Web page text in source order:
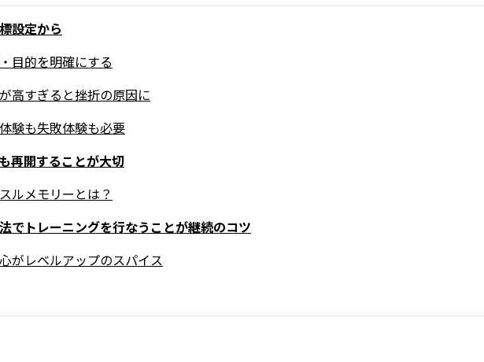
設定から
目的を明確にする
高すぎると挫折の原因に
験も失敗体験も必要
再開することが大切
ルメモリーとは？
でトレーニングを行なうことが継続のコツ
がレベルアップのスパイス